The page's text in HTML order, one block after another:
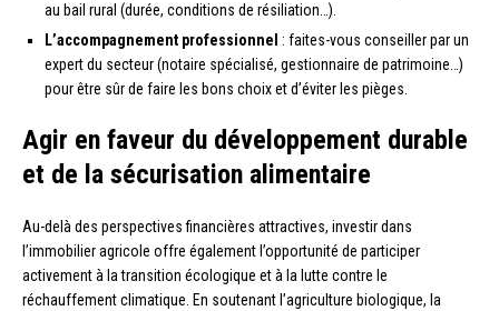
au bail rural (durée, conditions de résiliation…).
L’accompagnement professionnel : faites-vous conseiller par un
expert du secteur (notaire spécialisé, gestionnaire de patrimoine…)
pour être sûr de faire les bons choix et d’éviter les pièges.
Agir en faveur du développement durable
et de la sécurisation alimentaire
Au-delà des perspectives financières attractives, investir dans
l’immobilier agricole offre également l’opportunité de participer
activement à la transition écologique et à la lutte contre le
réchauffement climatique. En soutenant l’agriculture biologique, la